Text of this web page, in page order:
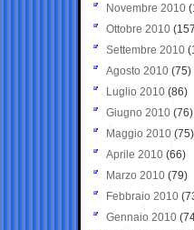
Novembre 2010
Ottobre 2010
Settembre 2010
Agosto 2010 (75)
Luglio 2010 (86)
Giugno 2010 (76)
Maggio 2010 (75)
Aprile 2010 (66)
Marzo 2010 (79)
Febbraio 2010
Gennaio 2010